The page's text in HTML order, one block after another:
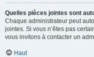
Quelles pièces jointes sont
Chaque administrateur peut
jointes. Si vous n’êtes pas
vous invitons à contacter un
Haut